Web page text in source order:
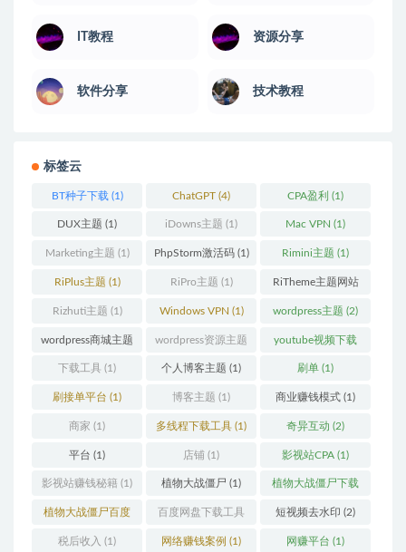
IT教程 资源分享
软件分享 技术教程
标签云
BT种子下载 (1) ChatGPT (4) CPA盈利 (1)
DUX主题 (1) iDowns主题 (1) Mac VPN (1)
Marketing主题 (1) PhpStorm激活码(1) Rimini主题 (1)
RiPlus主题 (1) RiPro主题 (1) RiTheme主题网站
(1)
Rizhuti主题 (1) Windows VPN (1) wordpress主题 (2)
wordpress商城主题
(1)
wordpress资源主题
(1)
youtube视频下载
(1)
下载工具 (1) 个人博客主题 (1) 刷单 (1)
刷接单平台 (1) 博客主题 (1) 商业赚钱模式 (1)
商家 (1) 多线程下载工具 (1) 奇异互动 (2)
平台 (1) 店铺 (1) 影视站CPA (1)
影视站赚钱秘籍 (1) 植物大战僵尸 (1) 植物大战僵尸下载
(1)
植物大战僵尸百度
云(1)
百度网盘下载工具
(1)
短视频去水印 (2)
税后收入 (1) 网络赚钱案例 (1) 网赚平台 (1)